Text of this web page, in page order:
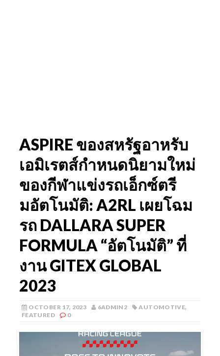
ASPIRE ของสหรัฐอาหรับ
เอมิเรตส์กำหนดนิยามใหม่
ของกีฬาแข่งรถเอ็กซ์ตรี
มอัตโนมัติ: A2RL เผยโฉม
รถ DALLARA SUPER
FORMULA “อัตโนมัติ” ที่
งาน GITEX GLOBAL
2023
OCTOBER 17, 2023 6ADMIN2 AUTOMOTIVE,
FEATURED
0